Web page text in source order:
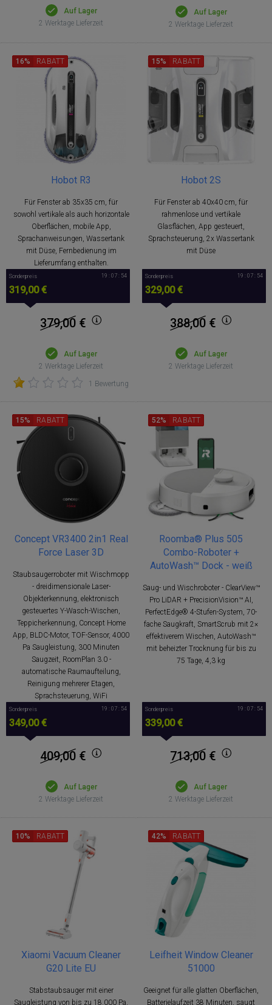
Auf Lager
2 Werktage Lieferzeit
Auf Lager
2 Werktage Lieferzeit
Hobot R3
Für Fenster ab 35x35 cm, für
sowohl vertikale als auch horizontale
Oberflächen, mobile App,
Sprachanweisungen, Wassertank
mit Düse, Fernbedienung im
Lieferumfang enthalten.
16% RABATT
Sonderpreis
319,00 €
19 : 07 : 53
379,00 €
Auf Lager
2 Werktage Lieferzeit
1 Bewertung
Hobot 2S
Für Fenster ab 40x40 cm, für
rahmenlose und vertikale
Glasflächen, App gesteuert,
Sprachsteuerung, 2x Wassertank
mit Düse
15% RABATT
Sonderpreis
329,00 €
19 : 07 : 53
388,00 €
Auf Lager
2 Werktage Lieferzeit
Concept VR3400 2in1 Real
Force Laser 3D
Staubsaugerroboter mit Wischmopp
- dreidimensionale Laser-
Objekterkennung, elektronisch
gesteuertes Y-Wasch-Wischen,
Teppicherkennung, Concept Home
App, BLDC-Motor, TOF-Sensor, 4000
Pa Saugleistung, 300 Minuten
Saugzeit, RoomPlan 3.0 -
automatische Raumaufteilung,
Reinigung mehrerer Etagen,
Sprachsteuerung, WiFi
15% RABATT
Sonderpreis
349,00 €
19 : 07 : 53
409,00 €
Auf Lager
2 Werktage Lieferzeit
Roomba® Plus 505
Combo-Roboter +
AutoWash™ Dock - weiß
Saug- und Wischroboter - ClearView™
Pro LiDAR + PrecisionVision™ AI,
PerfectEdge® 4-Stufen-System, 70-
fache Saugkraft, SmartScrub mit 2×
effektiverem Wischen, AutoWash™
mit beheizter Trocknung für bis zu
75 Tage, 4,3 kg
52% RABATT
Sonderpreis
339,00 €
19 : 07 : 53
713,00 €
Auf Lager
2 Werktage Lieferzeit
Xiaomi Vacuum Cleaner
G20 Lite EU
Stabstaubsauger mit einer
Saugleistung von bis zu 18.000 Pa,
10% RABATT
Leifheit Window Cleaner
51000
Geeignet für alle glatten Oberflächen,
Batterielaufzeit 38 Minuten, saugt
42% RABATT